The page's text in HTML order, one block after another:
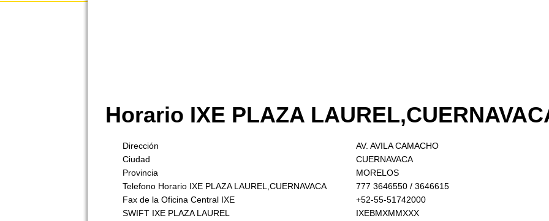
Horario IXE PLAZA
Dirección
AV. AVILA CAMACHO
Ciudad
CUERNAVACA
Provincia
MORELOS
Telefono Horario IXE PLAZA LAUREL,CUERNAVACA
777 3646550 / 3646615
Fax de la Oficina Central IXE
+52-55-51742000
SWIFT IXE PLAZA LAUREL
IXEBMXMMXXX